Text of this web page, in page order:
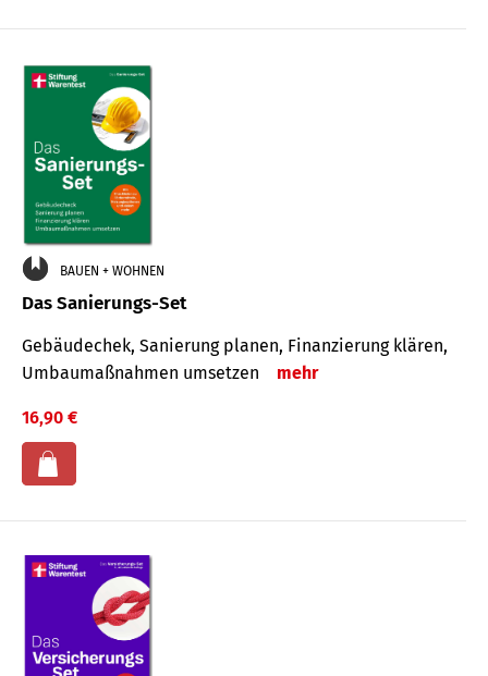
BAUEN + WOHNEN
Das Sanierungs-Set
Gebäudechek, Sanierung planen, Finanzierung klären,
Umbaumaßnahmen umsetzen
mehr
16,90 €